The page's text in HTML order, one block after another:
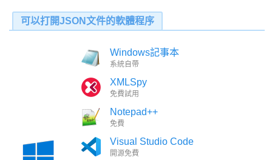
可以打開JSON文件的軟體程序
Windows記事本
系統自帶
XMLSpy
免費試用
Notepad++
免費
Visual Studio Code
開源免費